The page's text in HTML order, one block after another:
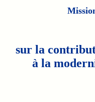
sur la
à la